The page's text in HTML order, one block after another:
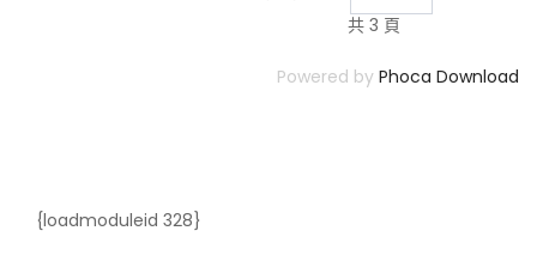
共 3 頁
Powered by Phoca Download
{loadmoduleid 328}